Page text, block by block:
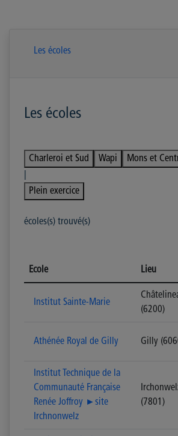
Les écoles
Les écoles
Charleroi et Sud Wapi
Mons et
Plein exercice
écoles(s) trouvé(s)
Ecole Lieu
Institut Sainte-Marie
(6200)
Athénée Royal de Gilly Gilly
Institut Technique de la
Communauté Française
Renée Joffroy ►site
Irchnonwelz
(7801)